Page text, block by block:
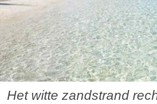
Het witte zandstrand